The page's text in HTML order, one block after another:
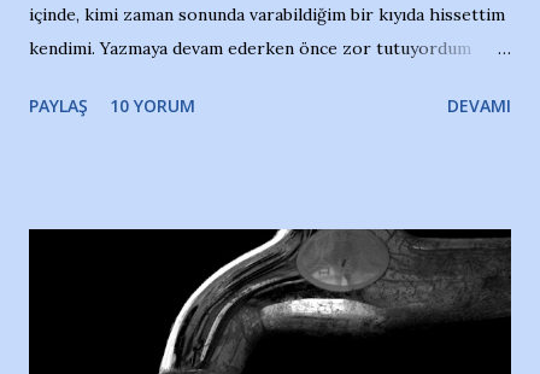
içinde, kimi zaman sonunda varabildiğim bir kıyıda hissettim
kendimi. Yazmaya devam ederken önce zor tutuyordum
Yazımı, ağlayarak bitirebildim ancak…Kendisinin web
Nesrin’in Hikayesi’ne başlıyorum… 1964 Adana Yüzme
havuzunun kenarında 7 yaşında kara kuru bir kız çocuğu
duruyor. Havuzun içinde Adana Demirspor Kulübü
yüzücüleri. Erkekler çoğunlukta. Küçük kız etrafına bakıyor.
PAYLAŞ 10 YORUM DEVAMI